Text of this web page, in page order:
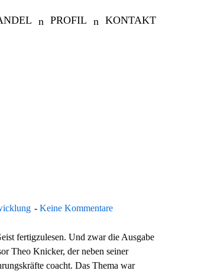
PROFIL KONTAKT
Keine Kommentare
fertigzulesen. Und zwar die Ausgabe
Theo Knicker, der neben seiner
coacht. Das Thema war